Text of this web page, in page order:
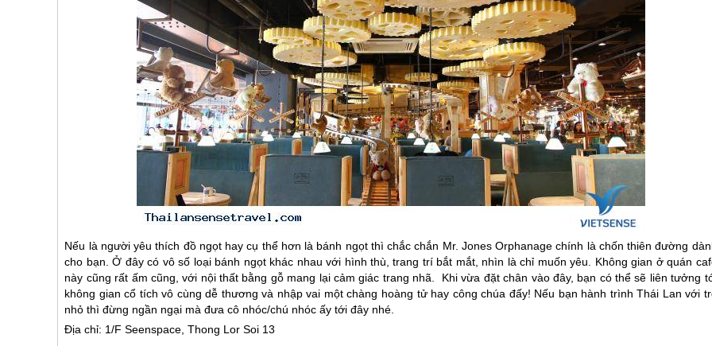
Nếu là người yêu thích đồ ngọt hay cụ thể hơn là bánh ngọt thì chắc chắn Mr. Jones Orphanage chính là chốn thiên đường
cho bạn. Ở đây có vô số loại bánh ngọt khác nhau với hình thù, trang trí bắt mắt, nhìn là chỉ muốn yêu. Không gian ở quán
này cũng rất ấm cũng, với nội thất bằng gỗ mang lại cảm giác trang nhã. Khi vừa đặt chân vào đây, bạn có thể sẽ liên tưởng
không gian cổ tích vô cùng dễ thương và nhập vai một chàng hoàng tử hay công chúa đấy! Nếu bạn hành trìnhThái Lan với
nhỏ thì đừng ngần ngại mà đưa cô nhóc/chú nhóc ấy tới đây nhé.
Địa chỉ: 1/F Seenspace, Thong Lor Soi 13